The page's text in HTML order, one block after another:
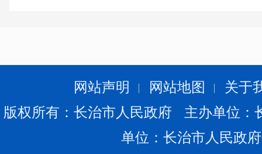
网站声明 网站地图
关于
版权所有：长治市人民政府 主办单位
单位：长治市人民政